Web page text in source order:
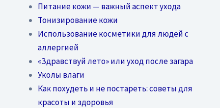
Питание кожи — важный аспект ухода
Тонизирование кожи
Использование косметики для людей с
аллергией
«Здравствуй лето» или уход после загара
Уколы влаги
Как похудеть и не постареть: советы для
красоты и здоровья